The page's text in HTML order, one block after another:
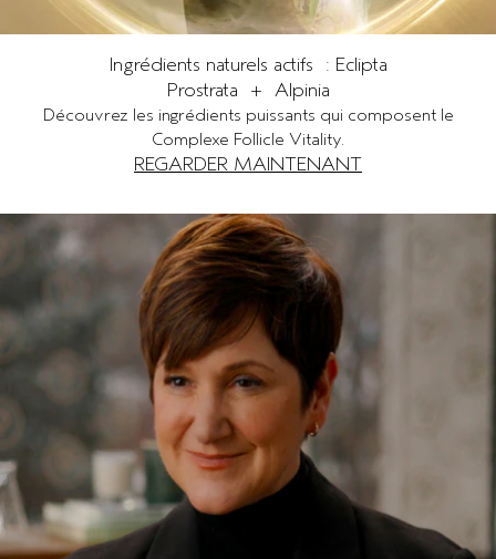
Ingrédients naturels actifs : Eclipta
Prostrata + Alpinia
Découvrez les ingrédients puissants qui composent le
Complexe Follicle Vitality.
REGARDER MAINTENANT